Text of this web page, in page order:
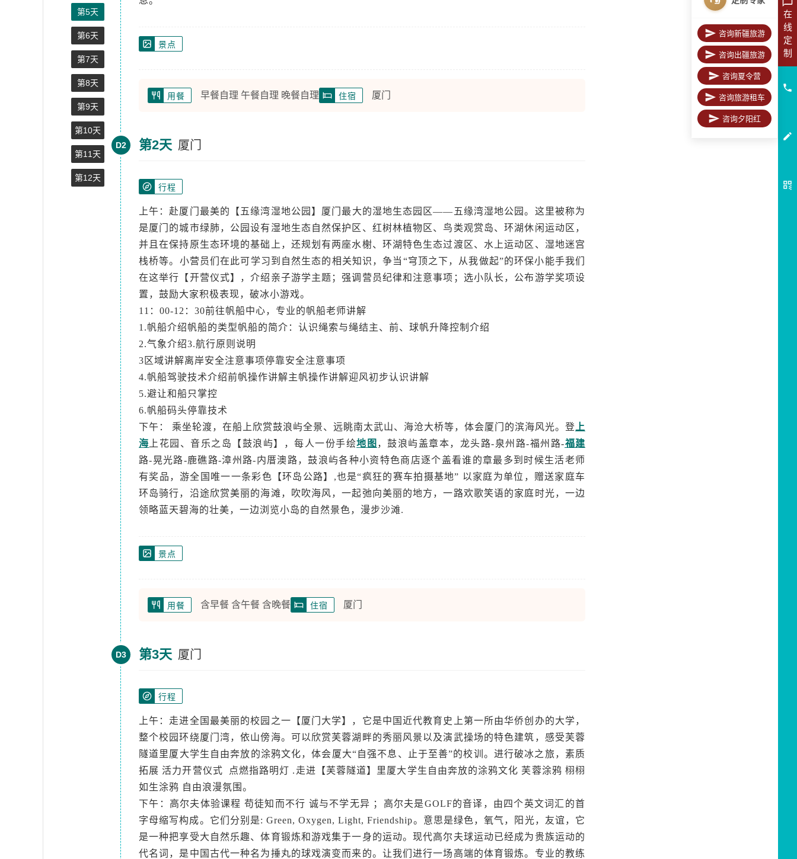
第5天
第6天
第7天
第8天
第9天
第10天
第11天
第12天
景点
用餐 早餐自理 午餐自理 晚餐自理 住宿 厦门
D2 第2天 厦门
行程
上午：赴厦门最美的【五缘湾湿地公园】厦门最大的湿地生态园区——五缘湾湿地公园。这里被称为
是厦门的城市绿肺，公园设有湿地生态自然保护区、红树林植物区、鸟类观赏岛、环湖休闲运动区，
并且在保持原生态环境的基础上，还规划有两座水榭、环湖特色生态过渡区、水上运动区、湿地迷宫
栈桥等。小营员们在此可学习到自然生态的相关知识，争当“穹顶之下，从我做起”的环保小能手我们
在这举行【开营仪式】，介绍亲子游学主题；强调营员纪律和注意事项；选小队长，公布游学奖项设
置，鼓励大家积极表现，破冰小游戏。
11：00-12：30前往帆船中心，专业的帆船老师讲解
1.帆船介绍帆船的类型帆船的简介：认识绳索与绳结主、前、球帆升降控制介绍
2.气象介绍3.航行原则说明
3区域讲解离岸安全注意事项停靠安全注意事项
4.帆船驾驶技术介绍前帆操作讲解主帆操作讲解迎风初步认识讲解
5.避让和船只掌控
6.帆船码头停靠技术
下午： 乘坐轮渡，在船上欣赏鼓浪屿全景、远眺南太武山、海沧大桥等，体会厦门的滨海风光。登 上
海 上花园、音乐之岛【鼓浪屿】，每人一份手绘地图 ，鼓浪屿盖章本，龙头路-泉州路-福州路-福建
路-晃光路-鹿礁路-漳州路-内厝澳路，鼓浪屿各种小资特色商店逐个盖看谁的章最多到时候生活老师
有奖品，游全国唯一一条彩色【环岛公路】,也是“疯狂的赛车拍摄基地” 以家庭为单位，赠送家庭车
环岛骑行，沿途欣赏美丽的海滩，吹吹海风，一起弛向美丽的地方，一路欢歌笑语的家庭时光，一边
领略蓝天碧海的壮美，一边浏览小岛的自然景色，漫步沙滩.
景点
用餐 含早餐 含午餐 含晚餐 住宿 厦门
D3 第3天 厦门
行程
上午：走进全国最美丽的校园之一【厦门大学】，它是中国近代教育史上第一所由华侨创办的大学，
整个校园环绕厦门湾，依山傍海。可以欣赏芙蓉湖畔的秀丽风景以及演武操场的特色建筑，感受芙蓉
隧道里厦大学生自由奔放的涂鸦文化，体会厦大“自强不息、止于至善”的校训。进行破冰之旅，素质
拓展 活力开营仪式 点燃指路明灯 .走进【芙蓉隧道】里厦大学生自由奔放的涂鸦文化 芙蓉涂鸦 栩栩
如生涂鸦 自由浪漫氛围。
下午：高尔夫体验课程 苟徒知而不行 诚与不学无异 ；高尔夫是GOLF的音译，由四个英文词汇的首
字母缩写构成。它们分别是: Green, Oxygen, Light, Friendship。意思是绿色，氧气，阳光，友谊，它
是一种把享受大自然乐趣、体育锻炼和游戏集于一身的运动。现代高尔夫球运动已经成为贵族运动的
代名词，是中国古代一种名为捶丸的球戏演变而来的。让我们进行一场高端的体育锻炼。专业的教练
在
线
定
制
咨询新疆旅游
咨询出疆旅游
咨询夏令营
咨询旅游租车
咨询夕阳红